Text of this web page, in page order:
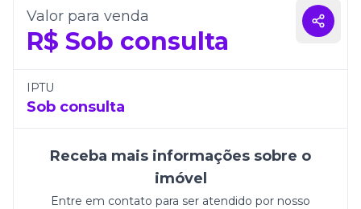
Valor para venda
R$ Sob consulta
IPTU
Sob consulta
Receba mais informações sobre o
imóvel
Entre em contato para ser atendido por nosso